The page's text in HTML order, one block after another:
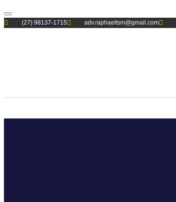
Alternar(27) 98137-1715 adv.raphaeltsm@gmail.com